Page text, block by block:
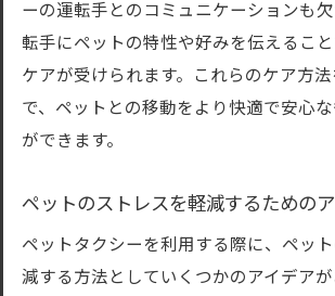
ーの運転手とのコミュニケーションも
転手にペットの特性や好みを伝えるこ
ケアが受けられます。これらのケア方
で、ペットとの移動をより快適で安心
ができます。
ペットのストレスを軽減するための
ペットタクシーを利用する際に、ペッ
減する方法としていくつかのアイデア